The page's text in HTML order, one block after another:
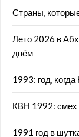
Страны,
Лето 2026 в
днём
1993: год,
КВН 1992: смех
1991 год в